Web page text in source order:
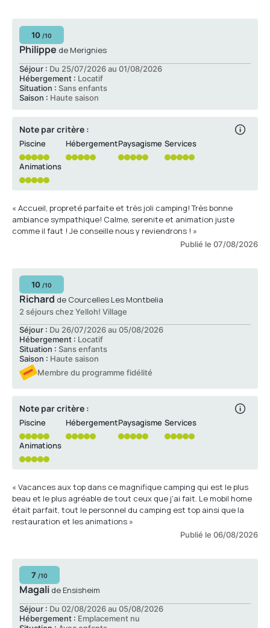
pour 6, ne cherche même pas si une solution serait possible.
Cerise sur le gâteau, à 17h 15, vend 2 crêpes sous votre nez et
sans gêne vous rétorque alors que vous souhaitez en
pâte â crêpes ...dans un établissement de cette ampleur, ouvert
en soirée, les crêpes se seraient bien vendues. Ben non ! le temps
du goûter est limité au yellowh village !!... »
10 /10
Philippe de Merignies
Séjour : Du 25/07/2026 au 01/08/2026
Hébergement : Locatif
Situation : Sans enfants
Saison : Haute saison
Note par critère :
Piscine Hébergement Paysagisme Services
Animations
« Accueil, propreté parfaite et très joli camping! Très bonne
ambiance sympathique! Calme, serenite et animation juste
comme il faut ! Je conseille nous y reviendrons ! »
Publié le 07/08/2026
10 /10
Richard de Courcelles Les Montbelia
2 séjours chez Yelloh! Village
Séjour : Du 26/07/2026 au 05/08/2026
Hébergement : Locatif
Situation : Sans enfants
Saison : Haute saison
Membre du programme fidélité
Note par critère :
Piscine Hébergement Paysagisme Services
Animations
« Vacances aux top dans ce magnifique camping qui est le plus
beau et le plus agréable de tout ceux que j'ai fait. Le mobil home
était parfait, tout le personnel du camping est top ainsi que la
restauration et les animations »
Publié le 06/08/2026
7 /10
Magali de Ensisheim
Séjour : Du 02/08/2026 au 05/08/2026
Hébergement : Emplacement nu